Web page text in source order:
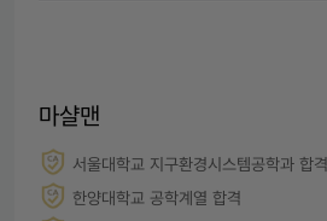
마샬맨
서울대학교 지구환경시스템공학과 합격
한양대학교 공학계열 합격